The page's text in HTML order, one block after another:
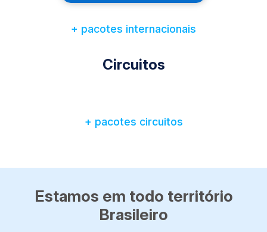
+ pacotes internacionais
Circuitos
+ pacotes circuitos
Estamos em todo território
Brasileiro